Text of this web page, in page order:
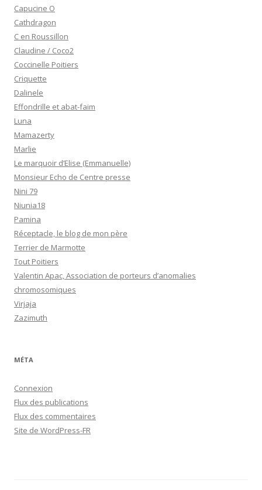
Capucine O
Cathdragon
C en Roussillon
Claudine / Coco2
Coccinelle Poitiers
Criquette
Dalinele
Effondrille et abat-faim
Luna
Mamazerty
Marlie
Le marquoir d’Elise (Emmanuelle)
Monsieur Echo de Centre presse
Nini 79
Niunia18
Pamina
Réceptacle, le blog de mon père
Terrier de Marmotte
Tout Poitiers
Valentin Apac, Association de porteurs d’anomalies
chromosomiques
Virjaja
Zazimuth
MÉTA
Connexion
Flux des publications
Flux des commentaires
Site de WordPress-FR